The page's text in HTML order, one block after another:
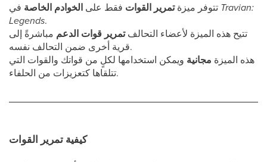
تتوفر ميزةتمرير القوات فقط على الخوادم الخاصة
Travian:
Legends.
تتيح هذه الميزة لأعضاء التحالفتمرير قوات الدعم مباشرةً إلى
قرية أخرى ضمن التحالف نفسه.
هذه الميزة مجانية ويمكن استخدامها لكلٍ من قواتك والقوات التي
تتلقاها كتعزيزات من الحلفاء.
كيفية تمرير القوات